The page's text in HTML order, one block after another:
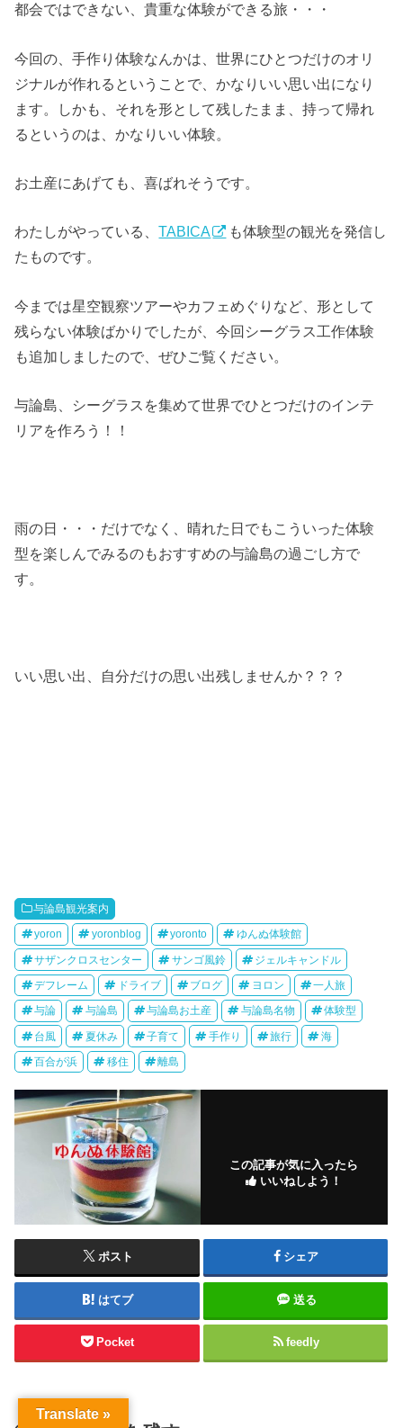
都会ではできない、貴重な体験ができる旅・・・
今回の、手作り体験なんかは、世界にひとつだけのオリ
ジナルが作れるということで、かなりいい思い出になり
ます。しかも、それを形として残したまま、持って帰れ
るというのは、かなりいい体験。
お土産にあげても、喜ばれそうです。
わたしがやっている、TABICA
も体験型の観光を発信し
たものです。
今までは星空観察ツアーやカフェめぐりなど、形として
残らない体験ばかりでしたが、今回シーグラス工作体験
も追加しましたので、ぜひご覧ください。
与論島、シーグラスを集めて世界でひとつだけのインテ
リアを作ろう！！
雨の日・・・だけでなく、晴れた日でもこういった体験
型を楽しんでみるのもおすすめの与論島の過ごし方で
す。
いい思い出、自分だけの思い出残しませんか？？？
与論島観光案内
yoron yoronblog yoronto ゆんぬ体験館
サザンクロスセンター サンゴ風鈴 ジェルキャンドル
デフレーム ドライブ ブログ ヨロン 一人旅
与論 与論島 与論島お土産 与論島名物 体験型
台風 夏休み 子育て 手作り 旅行 海
百合が浜 移住 離島
この記事が気に入ったら
いいねしよう！
ポスト シェア
はてブ 送る
Pocket feedly
Translate »